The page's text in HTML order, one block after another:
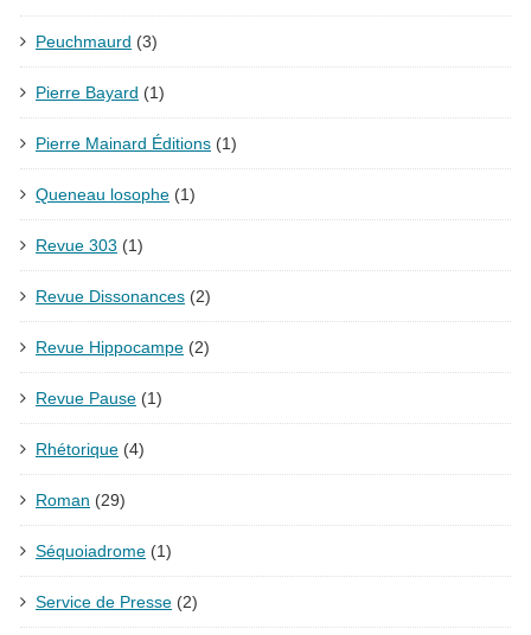
Peuchmaurd (3)
Pierre Bayard (1)
Pierre Mainard Éditions (1)
Queneau losophe (1)
Revue 303 (1)
Revue Dissonances (2)
Revue Hippocampe (2)
Revue Pause (1)
Rhétorique (4)
Roman (29)
Séquoiadrome (1)
Service de Presse (2)